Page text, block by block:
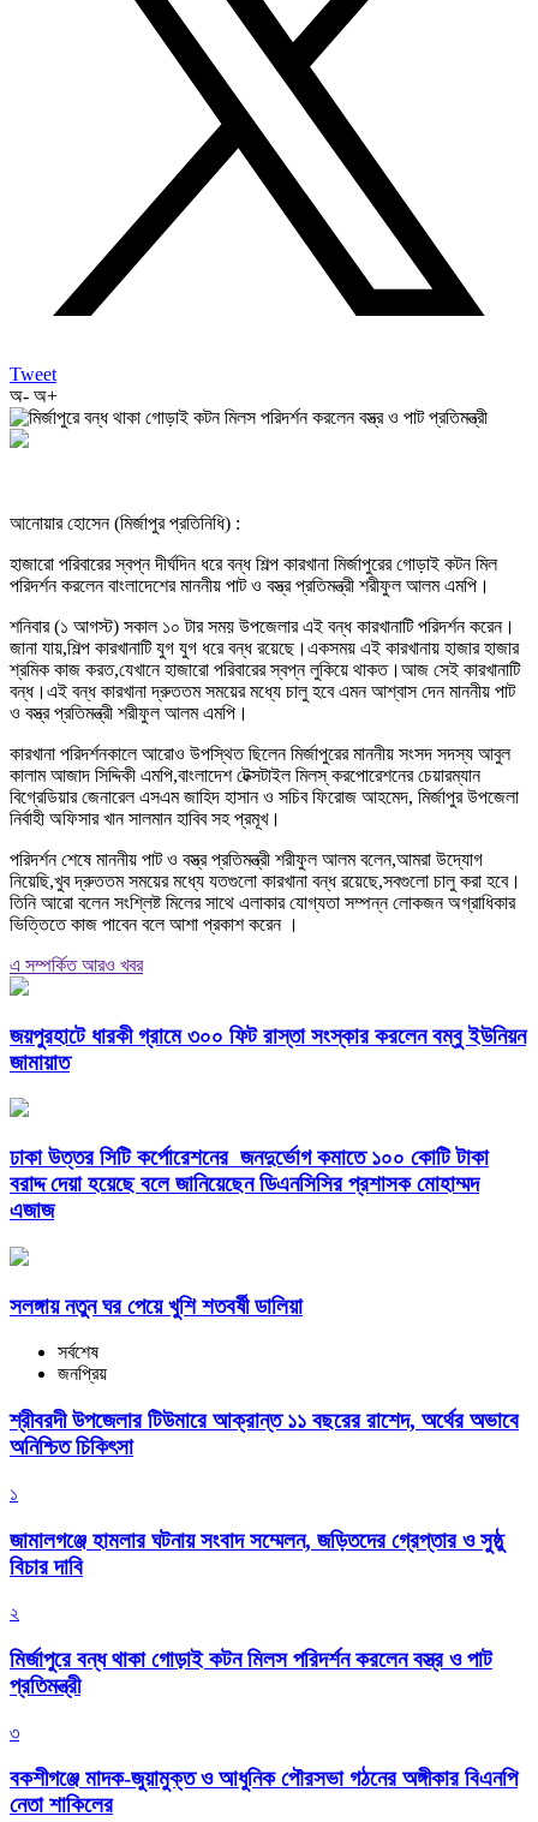
Tweet
অ- অ+
আনোয়ার হোসেন (মির্জাপুর প্রতিনিধি) :
হাজারো পরিবারের স্বপ্ন দীর্ঘদিন ধরে বন্ধ শিল্প কারখানা মির্জাপুরের গোড়াই কটন মিল
পরিদর্শন করলেন বাংলাদেশের মাননীয় পাট ও বস্ত্র প্রতিমন্ত্রী শরীফুল আলম এমপি।
শনিবার (১ আগস্ট) সকাল ১০ টার সময় উপজেলার এই বন্ধ কারখানাটি পরিদর্শন করেন।
জানা যায়,শিল্প কারখানাটি যুগ যুগ ধরে বন্ধ রয়েছে।একসময় এই কারখানায় হাজার হাজার
শ্রমিক কাজ করত,যেখানে হাজারো পরিবারের স্বপ্ন লুকিয়ে থাকত।আজ সেই কারখানাটি
বন্ধ।এই বন্ধ কারখানা দ্রুততম সময়ের মধ্যে চালু হবে এমন আশ্বাস দেন মাননীয় পাট
ও বস্ত্র প্রতিমন্ত্রী শরীফুল আলম এমপি।
কারখানা পরিদর্শনকালে আরোও উপস্থিত ছিলেন মির্জাপুরের মাননীয় সংসদ সদস্য আবুল
কালাম আজাদ সিদ্দিকী এমপি,বাংলাদেশ টেক্সটাইল মিলস্ করপোরেশনের চেয়ারম্যান
বিগ্রেডিয়ার জেনারেল এসএম জাহিদ হাসান ও সচিব ফিরোজ আহমেদ, মির্জাপুর উপজেলা
নির্বাহী অফিসার খান সালমান হাবিব সহ প্রমূখ।
পরিদর্শন শেষে মাননীয় পাট ও বস্ত্র প্রতিমন্ত্রী শরীফুল আলম বলেন,আমরা উদ্যোগ
নিয়েছি,খুব দ্রুততম সময়ের মধ্যে যতগুলো কারখানা বন্ধ রয়েছে,সবগুলো চালু করা হবে।
তিনি আরো বলেন সংশ্লিষ্ট মিলের সাথে এলাকার যোগ্যতা সম্পন্ন লোকজন অগ্রাধিকার
ভিত্তিতে কাজ পাবেন বলে আশা প্রকাশ করেন ।
এ সম্পর্কিত আরও খবর
জয়পুরহাটে ধারকী গ্রামে ৩০০ ফিট রাস্তা সংস্কার করলেন বম্বু ইউনিয়ন
জামায়াত
ঢাকা উত্তর সিটি কর্পোরেশনের জনদুর্ভোগ কমাতে ১০০ কোটি টাকা
বরাদ্দ দেয়া হয়েছে বলে জানিয়েছেন ডিএনসিসির প্রশাসক মোহাম্মদ
এজাজ
সলঙ্গায় নতুন ঘর পেয়ে খুশি শতবর্ষী ডালিয়া
সর্বশেষ
জনপ্রিয়
শ্রীবরদী উপজেলার টিউমারে আক্রান্ত ১১ বছরের রাশেদ, অর্থের অভাবে
অনিশ্চিত চিকিৎসা
১
জামালগঞ্জে হামলার ঘটনায় সংবাদ সম্মেলন, জড়িতদের গ্রেপ্তার ও সুষ্ঠু
বিচার দাবি
২
মির্জাপুরে বন্ধ থাকা গোড়াই কটন মিলস পরিদর্শন করলেন বস্ত্র ও পাট
প্রতিমন্ত্রী
৩
বকশীগঞ্জে মাদক-জুয়ামুক্ত ও আধুনিক পৌরসভা গঠনের অঙ্গীকার বিএনপি
নেতা শাকিলের